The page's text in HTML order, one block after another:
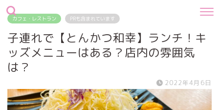
カフェ・レストラン PRも含まれています
子連れで【とんかつ和幸】ランチ！キ
ッズメニューはある？店内の雰囲気
は？
2022年4月6日